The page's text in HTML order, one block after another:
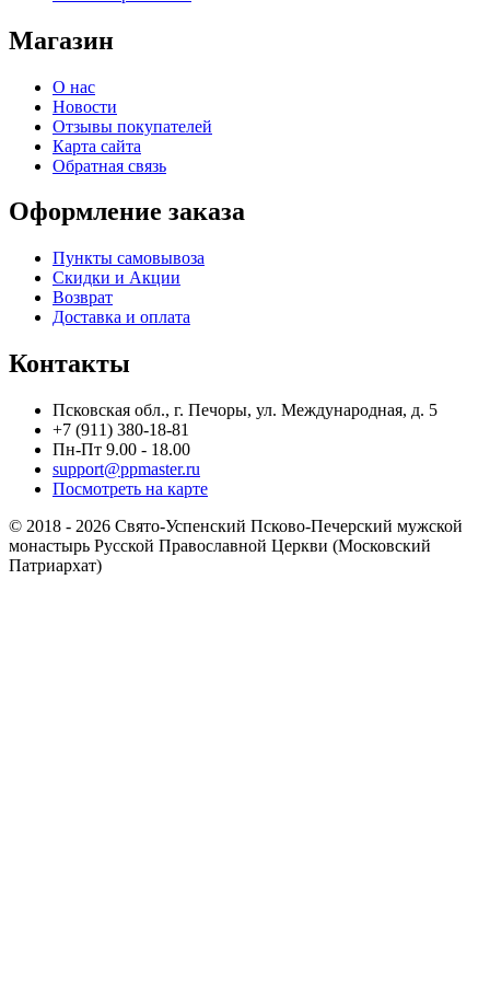
Магазин
О нас
Новости
Отзывы покупателей
Карта сайта
Обратная связь
Оформление заказа
Пункты самовывоза
Скидки и Акции
Возврат
Доставка и оплата
Контакты
Псковская обл., г. Печоры, ул. Международная, д. 5
+7 (911) 380-18-81
Пн-Пт 9.00 - 18.00
support@ppmaster.ru
Посмотреть на карте
© 2018 - 2026 Свято-Успенский Псково-Печерский мужской
монастырь Русской Православной Церкви (Московский
Патриархат)